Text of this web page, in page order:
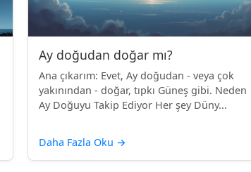
Ay doğudan doğar mı?
Ana çıkarım: Evet, Ay doğudan - veya çok
yakınından - doğar, tıpkı Güneş gibi. Neden
Ay Doğuyu Takip Ediyor Her şey Düny...
Daha Fazla Oku →